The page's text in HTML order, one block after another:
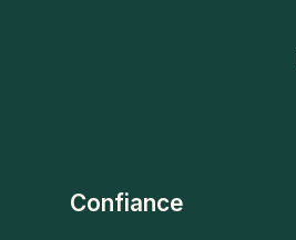
Confiance